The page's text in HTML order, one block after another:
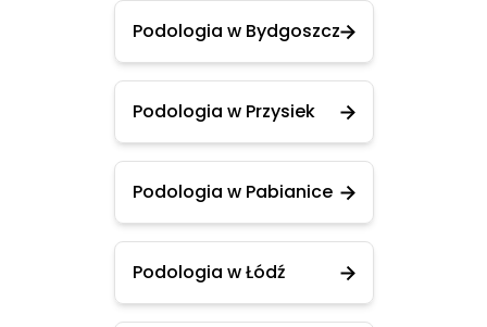
Podologia w Bydgoszcz
Podologia w Przysiek
Podologia w Pabianice
Podologia w Łódź